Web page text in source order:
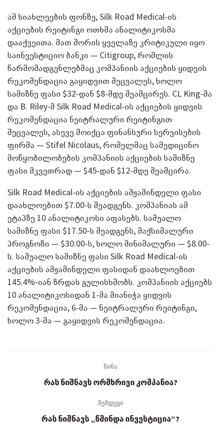
ამ სიახლეების ფონზე, Silk Road Medical-ის
აქციების რეიტინგი ოთხმა ანალიტიკოსმა
დააქვეითა. მათ შორის ყველაზე კრიტიკული იყო
საინვესტიციო ბანკი — Citigroup, რომლის
წარმომადგენლებმაც კომპანიის აქციების ყიდვის
რეკომენდაცია გაყიდვით შეცვალეს, ხოლო
სამიზნე ფასი $32-დან $8-მდე შეამცირეს. CL King-მა
და B. Riley-მ Silk Road Medical-ის აქციების ყიდვის
რეკომენდაცია ნეიტრალური რეიტინგით
შეცვალეს, ასევე მოიქცა ფინანსური სერვისების
ფირმა — Stifel Nicolaus, რომელმაც სამედიცინო
მოწყობილობების კომპანიის აქციების სამიზნე
ფასი მკვეთრად — $45-დან $12-მდე შეამცირა.
Silk Road Medical-ის აქციების ამჟამინდელი ფასი
დაახლოებით $7.00-ს შეადგენს. კომპანიას ამ
ეტაპზე 10 ანალიტიკოსი აფასებს. საშუალო
სამიზნე ფასი $17.50-ს შეადგენს, მაქსიმალური
პროგნოზი — $30.00-ს, ხოლო მინიმალური — $8.00-
ს. საშუალო სამიზნე ფასი Silk Road Medical-ის
აქციების ამჟამინდელი ფასიდან დაახლოებით
145.4%-იან ზრდას გულისხმობს. კომპანიის აქციებს
10 ანალიტიკოსიდან 1-მა მიანიჭა ყიდვის
რეკომენდაცია, 6-მა — ნეიტრალური რეიტინგი,
ხოლო 3-მა — გაყიდვის რეკომენდაცია.
წინა
რას ნიშნავს ორმხრივი კომპანია?
შემდეგი
რას ნიშნავს „წმინდა ინვესტიცია“?